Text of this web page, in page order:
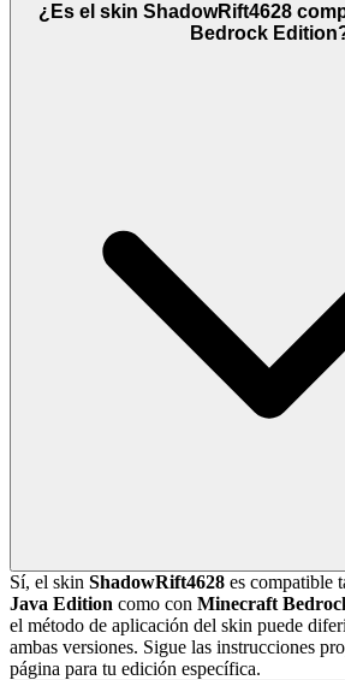
¿Es el skin ShadowRift4628
Bedrock
Sí, el skin ShadowRift4628 es compatible
Java Edition como con Minecraft
el método de aplicación del skin puede
ambas versiones. Sigue las instrucciones
página para tu edición específica.